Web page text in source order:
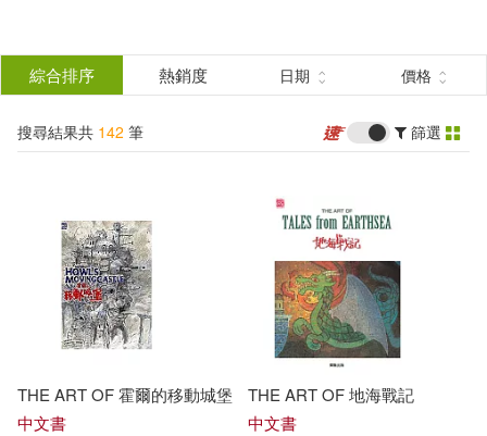
結
分類 (單選)
所有商品(142) 圖書(132)
作者 (可複選)
Studio Ghibli(53)
綜合排序 熱銷度 日期 價格
搜尋結果共 142 筆 篩選
THE ART OF 霍爾的移動城堡
中文書
THE ART OF 地海戰記
中文書